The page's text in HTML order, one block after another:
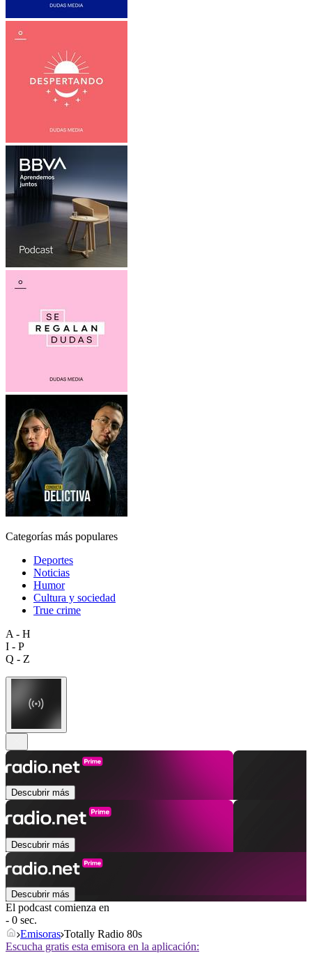
Categorías más populares
Deportes
Noticias
Humor
Cultura y sociedad
True crime
A - H
I - P
Q - Z
Descubrir más
Descubrir más
Descubrir más
El podcast comienza en
- 0 sec.
Emisoras Totally Radio 80s
Escucha gratis esta emisora en la aplicación: